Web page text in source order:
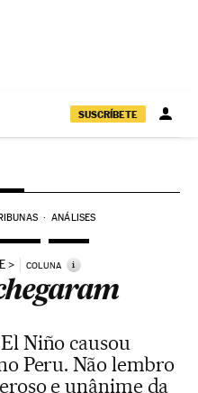
SUSCRÍBETE
ANÁLISES
COLUNA i
Niño causou
Peru. Não lembro
e unânime da